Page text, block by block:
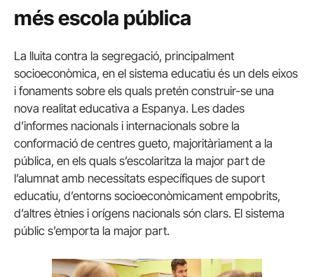
més escola pública
La lluita contra la segregació, principalment
socioeconòmica, en el sistema educatiu és un dels eixos
i fonaments sobre els quals pretén construir-se una
nova realitat educativa a Espanya. Les dades
d’informes nacionals i internacionals sobre la
conformació de centres gueto, majoritàriament a la
pública, en els quals s’escolaritza la major part de
l’alumnat amb necessitats específiques de suport
educatiu, d’entorns socioeconòmicament empobrits,
d’altres ètnies i orígens nacionals són clars. El sistema
públic s’emporta la major part.